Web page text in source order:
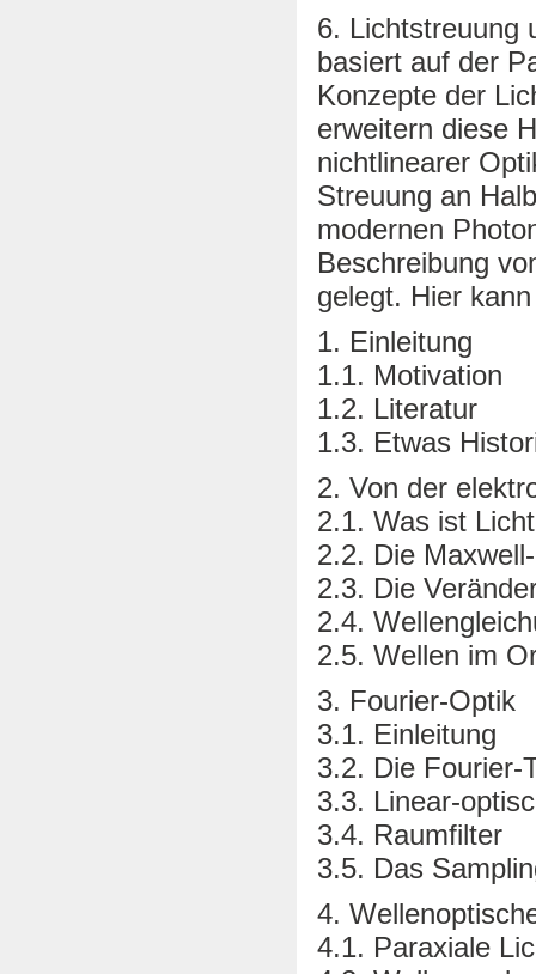
6. Lichtstreuung
basiert auf der
Konzepte der
erweitern diese
nichtlinearer
Streuung an
modernen
Beschreibung
gelegt. Hier
1. Einleitung
1.1. Motivation
1.2. Literatur
1.3. Etwas
2. Von der
2.1. Was ist
2.2. Die
2.3. Die
2.4.
2.5. Wellen im
3. Fourier-Optik
3.1. Einleitung
3.2. Die Fourier-
3.3. Linear-
3.4. Raumfilter
3.5. Das
4.
4.1. Paraxiale